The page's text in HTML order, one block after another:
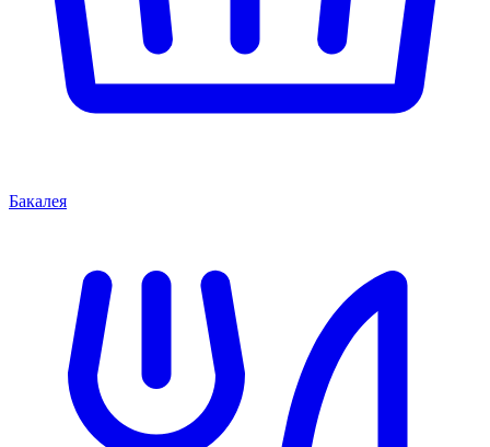
Бакалея